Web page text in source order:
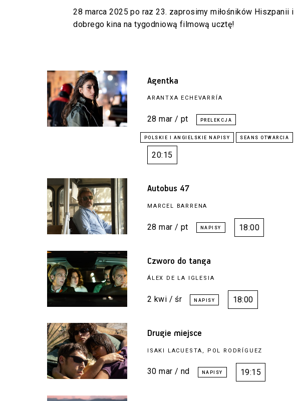
28 marca 2025 po raz 23. zaprosimy miłośników Hiszpanii i
dobrego kina na tygodniową filmową ucztę!
Agentka
ARANTXA ECHEVARRÍA
28 mar / pt
20:15
Autobus 47
MARCEL BARRENA
28 mar / pt 18:00
Czworo do tanga
ÁLEX DE LA IGLESIA
2 kwi / śr 18:00
Drugie miejsce
ISAKI LACUESTA, POL RODRÍGUEZ
30 mar / nd 19:15